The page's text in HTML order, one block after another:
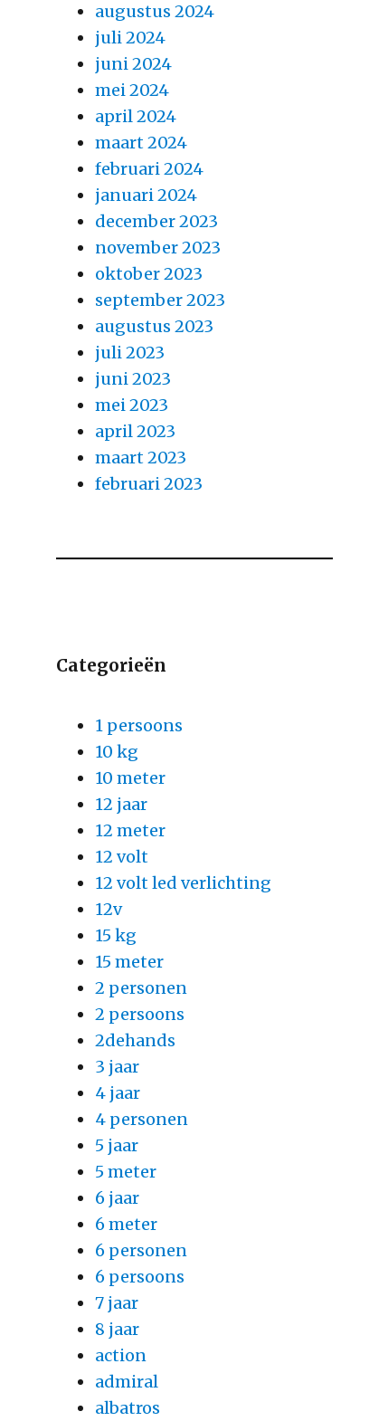
augustus 2024
juli 2024
juni 2024
mei 2024
april 2024
maart 2024
februari 2024
januari 2024
december 2023
november 2023
oktober 2023
september 2023
augustus 2023
juli 2023
juni 2023
mei 2023
april 2023
maart 2023
februari 2023
Categorieën
1 persoons
10 kg
10 meter
12 jaar
12 meter
12 volt
12 volt led verlichting
12v
15 kg
15 meter
2 personen
2 persoons
2dehands
3 jaar
4 jaar
4 personen
5 jaar
5 meter
6 jaar
6 meter
6 personen
6 persoons
7 jaar
8 jaar
action
admiral
albatros